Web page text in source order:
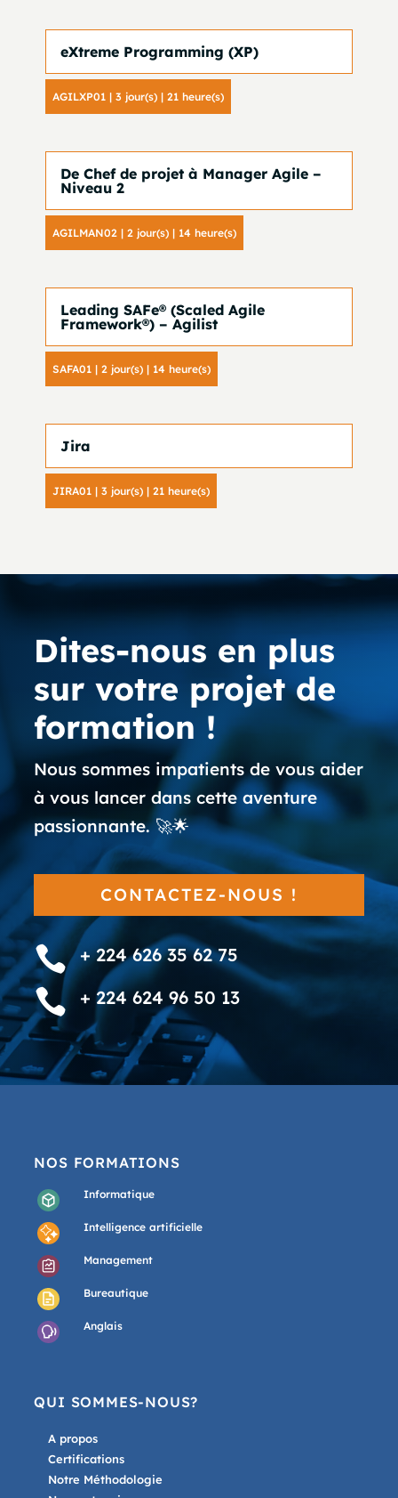
eXtreme Programming (XP)
AGILXP01 | 3 jour(s) | 21 heure(s)
De Chef de projet à Manager Agile –
Niveau 2
AGILMAN02 | 2 jour(s) | 14 heure(s)
Leading SAFe® (Scaled Agile
Framework®) – Agilist
SAFA01 | 2 jour(s) | 14 heure(s)
Jira
JIRA01 | 3 jour(s) | 21 heure(s)
Dites-nous en plus
sur votre projet de
formation !
Nous sommes impatients de vous aider
à vous lancer dans cette aventure
passionnante. 🚀🌟
CONTACTEZ-NOUS !
 + 224 626 35 62 75
 + 224 624 96 50 13
NOS FORMATIONS
Informatique
Intelligence artificielle
Management
Bureautique
Anglais
QUI SOMMES-NOUS?
A propos
Certifications
Notre Méthodologie